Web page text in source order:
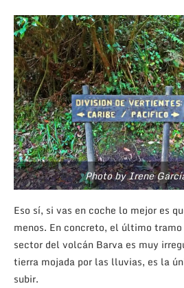
Photo by Irene
Eso sí, si vas en coche lo mejor es
menos. En concreto, el último
sector del volcán Barva es muy
tierra mojada por las lluvias, es la
subir.